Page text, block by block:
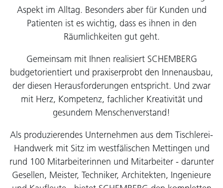
Aspekt im Alltag. Besonders aber für Kunden und
Patienten ist es wichtig, dass es ihnen in den
Räumlichkeiten gut geht.
Gemeinsam mit Ihnen realisiert SCHEMBERG
budgetorientiert und praxiserprobt den Innenausbau,
der diesen Herausforderungen entspricht. Und zwar
mit Herz, Kompetenz, fachlicher Kreativität und
gesundem Menschenverstand!
Als produzierendes Unternehmen aus dem Tischlerei-
Handwerk mit Sitz im westfälischen Mettingen und
rund 100 Mitarbeiterinnen und Mitarbeiter - darunter
Gesellen, Meister, Techniker, Architekten, Ingenieure